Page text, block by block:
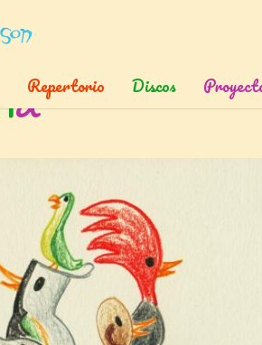
Repertorio Discos
» Calandria
ia